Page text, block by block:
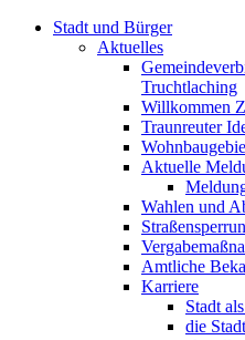
Stadt und Bürger
Aktuelles
Truchtlaching
Willkommen
Traunreuter
Aktuelle
Wahlen und
Amtliche
Karriere
Stadt
die